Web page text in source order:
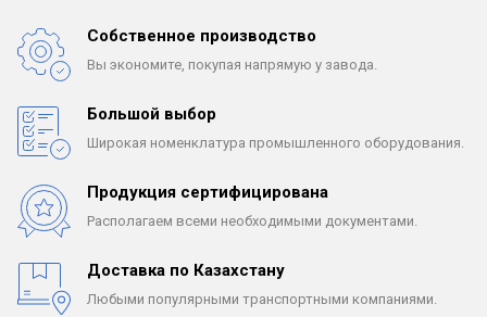
Собственное производство
Вы экономите, покупая напрямую у завода.
Большой выбор
Широкая номенклатура промышленного оборудования.
Продукция сертифицирована
Располагаем всеми необходимыми документами.
Доставка по Казахстану
Любыми популярными транспортными компаниями.